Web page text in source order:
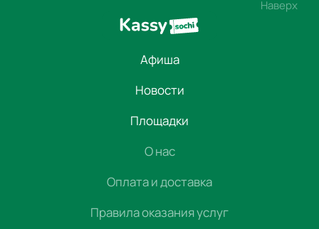
Наверх
Афиша
Новости
Площадки
О нас
Оплата и доставка
Правила оказания услуг